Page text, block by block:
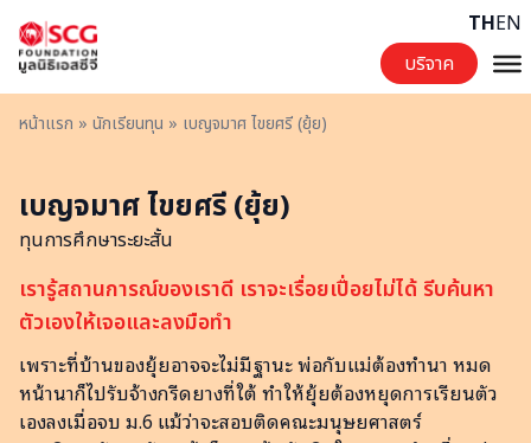
บริจาค
THEN
หน้าแรก » นักเรียนทุน » เบญจมาศ ไขยศรี (ยุ้ย)
เบญจมาศ ไขยศรี (ยุ้ย)
ทุนการศึกษาระยะสั้น
เรารู้สถานการณ์ของเราดี เราจะเรื่อยเปื่อยไม่ได้ รีบค้นหา
ตัวเองให้เจอและลงมือทำ
เพราะที่บ้านของยุ้ยอาจจะไม่มีฐานะ พ่อกับแม่ต้องทำนา หมด
หน้านาก็ไปรับจ้างกรีดยางที่ใต้ ทำให้ยุ้ยต้องหยุดการเรียนตัว
เองลงเมื่อจบ ม.6 แม้ว่าจะสอบติดคณะมนุษยศาสตร์